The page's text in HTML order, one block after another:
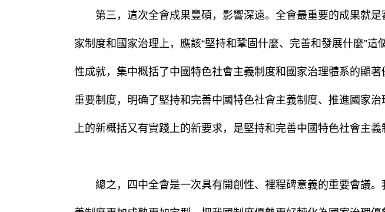
第三，這次全會成果豐碩，影響深遠。全會最重要的成果就是
家制度和國家治理上，應該“堅持和鞏固什麼、完善和發展什麼”
性成就，集中概括了中國特色社會主義制度和國家治理體系的顯
重要制度，明确了堅持和完善中國特色社會主義制度、推進國家
上的新概括又有實踐上的新要求，是堅持和完善中國特色社會主
總之，四中全會是一次具有開創性、裡程碑意義的重要會議。